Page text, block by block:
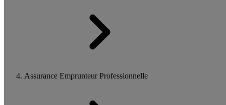
Assurance Emprunteur Professionnelle